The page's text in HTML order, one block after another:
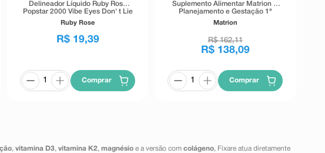
Delineador Líquido Ruby Rose
Popstar 2000 Vibe Eyes Don' t Lie
Preto 5,5g
Ruby Rose
R$ 19,39
Comprar
Suplemento Alimentar Matrion D
Planejamento e Gestação 1°
Trimestre 90 Comprimidos
Revestidos
Matrion
R$ 162,11
R$ 138,09
Comprar
, vitamina D3, vitamina K2, magnésio e a versão com colágeno, Fixare atua diretamente